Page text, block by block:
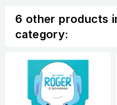
6 other products
category: